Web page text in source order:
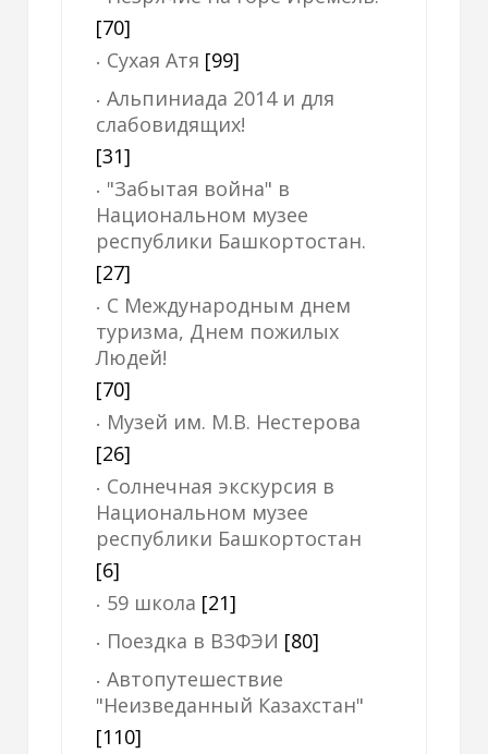
[70]
Сухая Атя [99]
Альпиниада 2014 и для
слабовидящих!
[31]
"Забытая война" в
Национальном музее
республики Башкортостан.
[27]
С Международным днем
туризма, Днем пожилых
Людей!
[70]
Музей им. М.В. Нестерова
[26]
Солнечная экскурсия в
Национальном музее
республики Башкортостан
[6]
59 школа [21]
Поездка в ВЗФЭИ [80]
Автопутешествие
"Неизведанный Казахстан"
[110]